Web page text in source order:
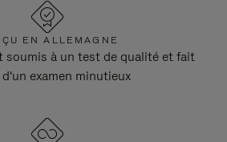
EN ALLEMAGNE
soumis à un test de qualité et fait
examen minutieux